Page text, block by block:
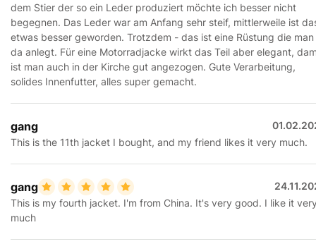
dem Stier der so ein Leder produziert möchte ich besser nicht
begegnen. Das Leder war am Anfang sehr steif, mittlerweile ist
etwas besser geworden. Trotzdem - das ist eine Rüstung die man
da anlegt. Für eine Motorradjacke wirkt das Teil aber elegant,
ist man auch in der Kirche gut angezogen. Gute Verarbeitung,
solides Innenfutter, alles super gemacht.
gang
This is the 11th jacket I bought, and my friend likes it very much.
gang
This is my fourth jacket. I'm from China. It's very good. I like it
much